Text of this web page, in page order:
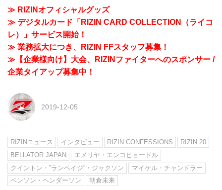
≫ RIZINオフィシャルグッズ
≫ デジタルカード「RIZIN CARD COLLECTION（ライコ
レ）」サービス開始！
≫ 業務拡大につき、RIZIN FFスタッフ募集！
≫【企業様向け】大会、RIZINファイターへのスポンサー /
企業タイアップ募集中！
2019-12-05
RIZINニュース インタビュー RIZIN CONFESSIONS
RIZIN.20
BELLATOR JAPAN
エメリヤ・エンコヒョードル
クイントン・”ランペイジ”・ジャクソン
マイケル・チャンドラー
ベンソン・ヘンダーソン
朝倉未来